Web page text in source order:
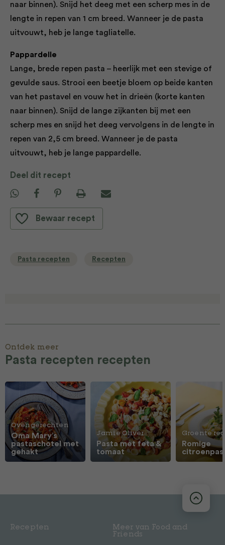
naar binnen). Snijd het deeg met een scherp mes in de
lengte in repen van 1 cm breed. Wanneer je de pasta
uitvouwt, heb je lange tagliatelle.
Pappardelle
Lange, brede repen pasta – heerlijk met een stevige of
gevulde saus. Strooi een beetje bloem op beide kanten
van het pastavel en vouw het in drieën (korte kanten
naar binnen). Snijd de lange zijkanten bij met een
scherp mes en snijd het deeg vervolgens in de lengte in
repen van 2,5 cm breed. Wanneer je de pasta
uitvouwt, heb je lange pappardelle.
Deel dit recept
Bewaar recept
Pasta recepten Recepten
Ontdek meer
Pasta recepten recepten
Ovengerechten
Oma Mary’s
pastaschotel met
gehakt
Jamie Oliver
Pasta met feta &
tomaat
Groente
Romige
Recepten
Meer van Food and
Friends